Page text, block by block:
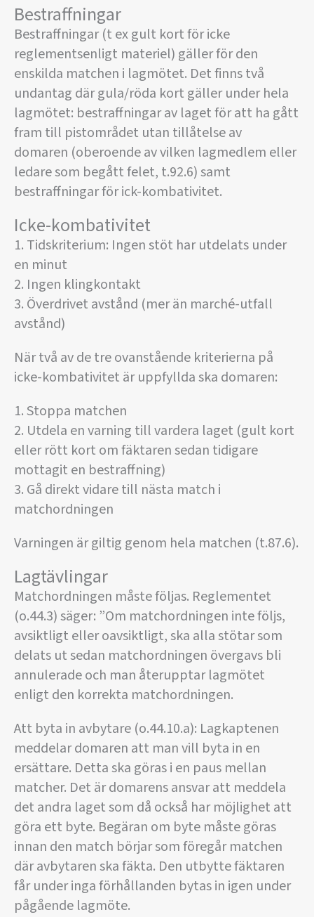
Bestraffningar
Bestraffningar (t ex gult kort för icke
reglementsenligt materiel) gäller för den
enskilda matchen i lagmötet. Det finns två
undantag där gula/röda kort gäller under hela
lagmötet: bestraffningar av laget för att ha gått
fram till pistområdet utan tillåtelse av
domaren (oberoende av vilken lagmedlem eller
ledare som begått felet, t.92.6) samt
bestraffningar för ick-kombativitet.
Icke-kombativitet
1. Tidskriterium: Ingen stöt har utdelats under
en minut
2. Ingen klingkontakt
3. Överdrivet avstånd (mer än marché-utfall
avstånd)
När två av de tre ovanstående kriterierna på
icke-kombativitet är uppfyllda ska domaren:
1. Stoppa matchen
2. Utdela en varning till vardera laget (gult kort
eller rött kort om fäktaren sedan tidigare
mottagit en bestraffning)
3. Gå direkt vidare till nästa match i
matchordningen
Varningen är giltig genom hela matchen (t.87.6).
Lagtävlingar
Matchordningen måste följas. Reglementet
(o.44.3) säger: ”Om matchordningen inte följs,
avsiktligt eller oavsiktligt, ska alla stötar som
delats ut sedan matchordningen övergavs bli
annulerade och man återupptar lagmötet
enligt den korrekta matchordningen.
Att byta in avbytare (o.44.10.a): Lagkaptenen
meddelar domaren att man vill byta in en
ersättare. Detta ska göras i en paus mellan
matcher. Det är domarens ansvar att meddela
det andra laget som då också har möjlighet att
göra ett byte. Begäran om byte måste göras
innan den match börjar som föregår matchen
där avbytaren ska fäkta. Den utbytte fäktaren
får under inga förhållanden bytas in igen under
pågående lagmöte.